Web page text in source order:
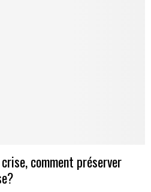
comment préserver